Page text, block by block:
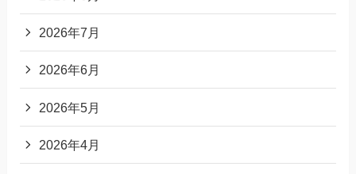
2026年7月
2026年6月
2026年5月
2026年4月